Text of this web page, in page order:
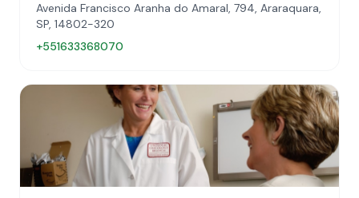
Avenida Francisco Aranha do Amaral, 794, Araraquara,
SP, 14802-320
+551633368070